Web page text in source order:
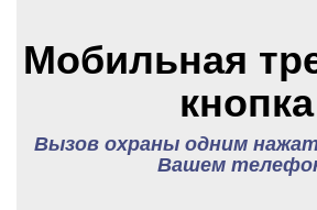
Мобильная
кнопка
Вызов охраны одним
Вашем